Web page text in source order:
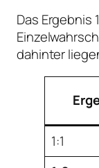
Das Ergebnis
dahinter
1:1